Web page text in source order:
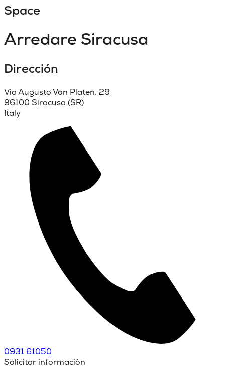
Space
Arredare Siracusa
Dirección
Via Augusto Von Platen, 29
96100 Siracusa (SR)
Italy
0931 61050
Solicitar información